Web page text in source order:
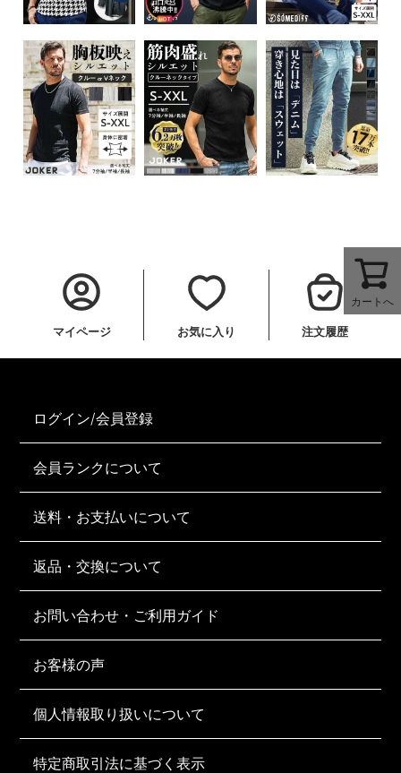
カートへ
マイページ お気に入り 注文履歴
ログイン/会員登録
会員ランクについて
送料・お支払いについて
返品・交換について
お問い合わせ・ご利用ガイド
お客様の声
個人情報取り扱いについて
特定商取引法に基づく表示